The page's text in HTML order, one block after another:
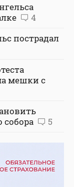
4
пострадал
мешки с
собора
5